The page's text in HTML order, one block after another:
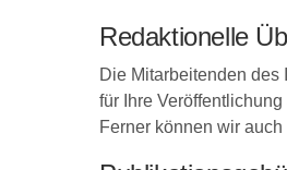
Redaktionelle
Die Mitarbeitenden
für Ihre
Ferner können wir